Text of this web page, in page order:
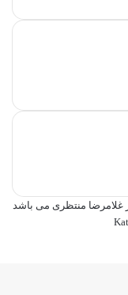
منتظری می باشد